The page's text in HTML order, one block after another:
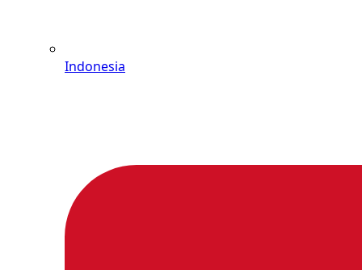
Indonesia